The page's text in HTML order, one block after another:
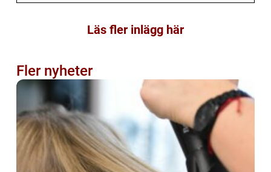
Läs fler inlägg här
Fler nyheter